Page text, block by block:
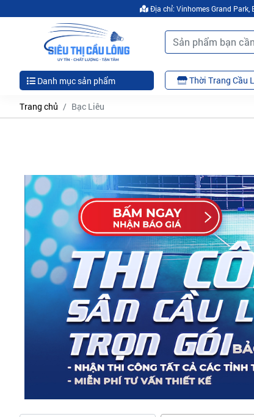
Địa chỉ: Vinhomes Grand Park,
Danh mục sản phẩm Thời Trang Cầu
Trang chủ Bạc Liêu